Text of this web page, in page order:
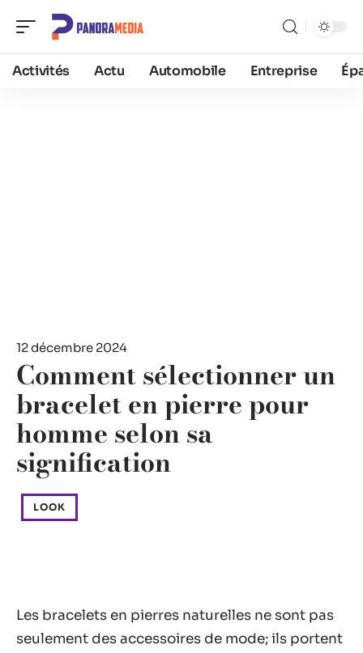
Activités Actu Automobile Entreprise
12 décembre 2024
Comment sélectionner un
bracelet en pierre pour
homme selon sa
signification
LOOK
Les bracelets en pierres naturelles ne sont pas
seulement des accessoires de mode; ils portent